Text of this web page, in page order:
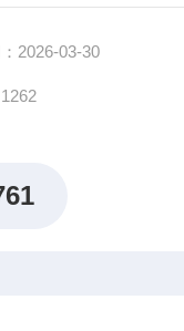
2026-03-30